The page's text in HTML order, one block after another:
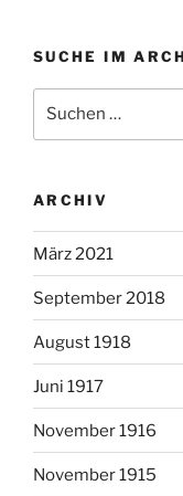
SUCHE IM
nach:
ARCHIV
März 2021
September 2018
August 1918
Juni 1917
November 1916
November 1915